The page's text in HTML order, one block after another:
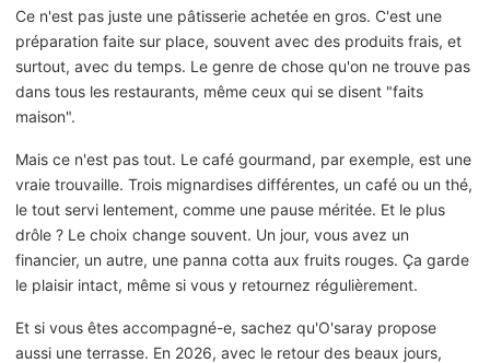
Ce n'est pas juste une pâtisserie achetée en gros. C'est une
préparation faite sur place, souvent avec des produits frais, et
surtout, avec du temps. Le genre de chose qu'on ne trouve pas
dans tous les restaurants, même ceux qui se disent "faits
maison".
Mais ce n'est pas tout. Le café gourmand, par exemple, est une
vraie trouvaille. Trois mignardises différentes, un café ou un thé,
le tout servi lentement, comme une pause méritée. Et le plus
drôle ? Le choix change souvent. Un jour, vous avez un
financier, un autre, une panna cotta aux fruits rouges. Ça garde
le plaisir intact, même si vous y retournez régulièrement.
Et si vous êtes accompagné-e, sachez qu'O'saray propose
aussi une terrasse. En 2026, avec le retour des beaux jours,